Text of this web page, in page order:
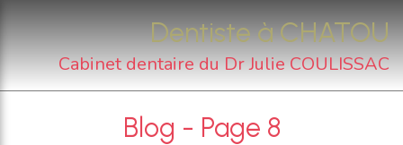
Dentiste à CHATOU
Cabinet dentaire du Dr Julie COULISSAC
Blog - Page 8